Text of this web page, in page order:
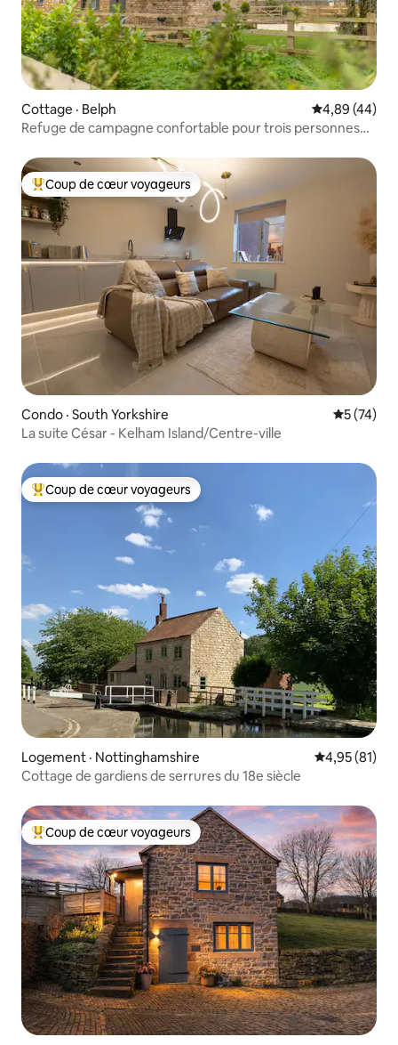
Cottage · Belph Note
4,89 (44)
Refuge de campagne confortable pour trois personnes
Coup de cœur voyageurs parmi les plus aimés
Coup de cœur voyageurs
Condo · South Yorkshire Note
5 (74)
La suite César - Kelham Island/Centre-ville
Coup de cœur voyageurs parmi les plus aimés
Coup de cœur voyageurs
Logement · Nottinghamshire Note
4,95 (81)
Cottage de gardiens de serrures du 18e siècle
Coup de cœur voyageurs parmi les plus aimés
Coup de cœur voyageurs